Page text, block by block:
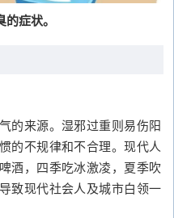
症状。
的来源。湿邪过重则易伤阳
的不规律和不合理。现代人
酒，四季吃冰激凌，夏季吹
致现代社会人及城市白领一